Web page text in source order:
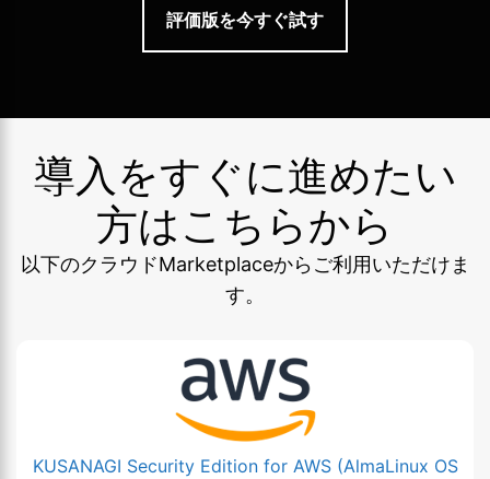
評価版を今すぐ試す
導入をすぐに進めたい
方はこちらから
以下のクラウドMarketplaceからご利用いただけま
す。
KUSANAGI Security Edition for AWS (AlmaLinux OS